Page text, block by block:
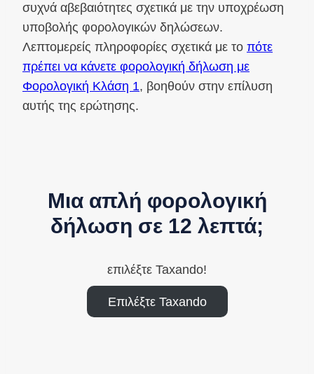
συχνά αβεβαιότητες σχετικά με την υποχρέωση
υποβολής φορολογικών δηλώσεων.
Λεπτομερείς πληροφορίες σχετικά με το πότε
πρέπει να κάνετε φορολογική δήλωση με
Φορολογική Κλάση 1, βοηθούν στην επίλυση
αυτής της ερώτησης.
Μια απλή φορολογική
δήλωση σε 12 λεπτά;
επιλέξτε Taxando!
Επιλέξτε Taxando